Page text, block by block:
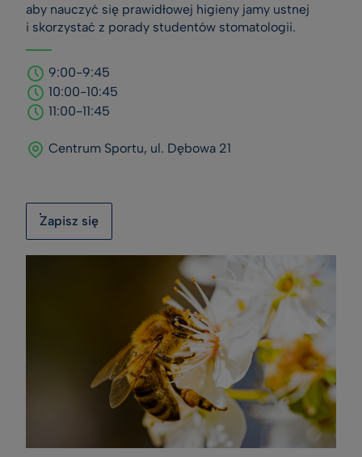
aby nauczyć się prawidłowej higieny jamy ustnej
i skorzystać z porady studentów stomatologii.
9:00-9:45
10:00-10:45
11:00-11:45
Centrum Sportu, ul. Dębowa 21
Zapisz się